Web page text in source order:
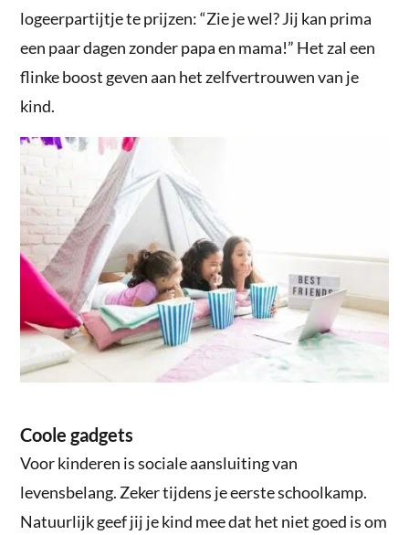
logeerpartijtje te prijzen: “Zie je wel? Jij kan prima
een paar dagen zonder papa en mama!” Het zal een
flinke boost geven aan het zelfvertrouwen van je
kind.
Coole gadgets
Voor kinderen is sociale aansluiting van
levensbelang. Zeker tijdens je eerste schoolkamp.
Natuurlijk geef jij je kind mee dat het niet goed is om